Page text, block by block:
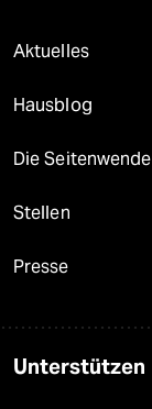
Aktuelles
Hausblog
Die Seitenwende
Stellen
Presse
Unterstützen